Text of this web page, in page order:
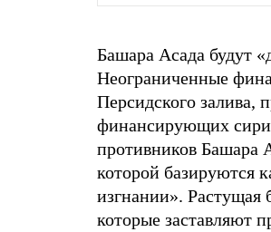
Башара Асада будут
Неограниченные
Персидского залива,
финансирующих
противников Башара
которой базируются
изгнании». Растущая
которые заставляют